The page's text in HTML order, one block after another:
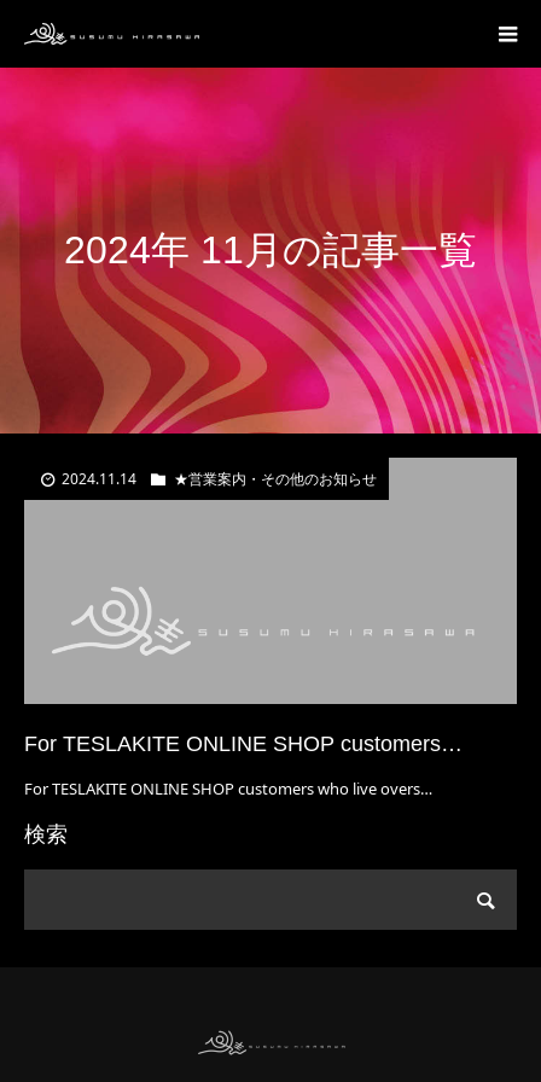
2024年 11月の記事一覧
2024.11.14 ★営業案内・その他のお知らせ
For TESLAKITE ONLINE SHOP customers…
For TESLAKITE ONLINE SHOP customers who live overs…
検索